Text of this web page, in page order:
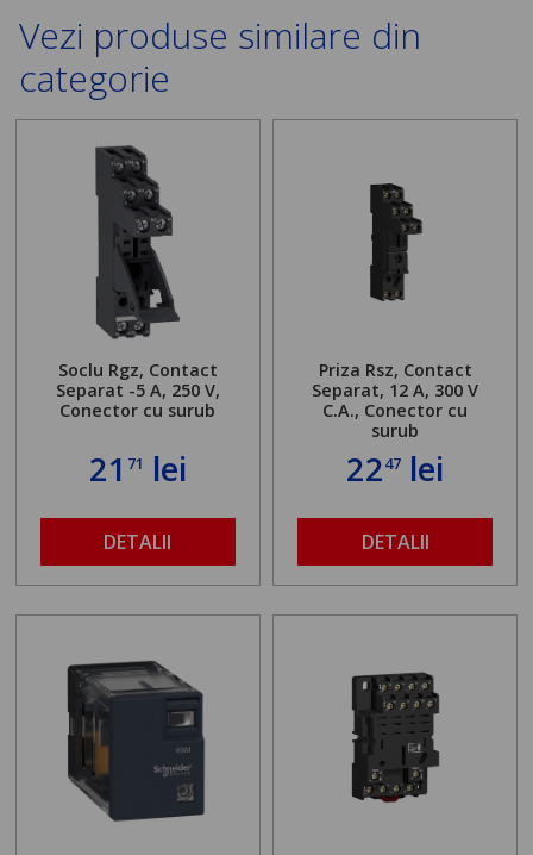
Vezi produse similare din
categorie
Soclu Rgz, Contact
Separat -5 A, 250 V,
Conector cu surub
21 71 lei
DETALII
Priza Rsz, Contact
Separat, 12 A, 300 V
C.A., Conector cu
surub
2247 lei
DETALII